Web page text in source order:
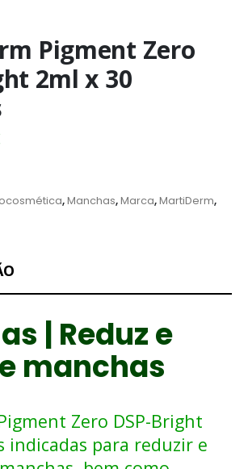
Pigment Zero
2ml x 30
,Manchas,Marca,MartiDerm,
| Reduz e
manchas
Zero DSP-Bright
indicadas para reduzir e